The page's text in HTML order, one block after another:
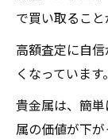
で買い取ること
高額査定に自
くなっています。
貴金属は、簡
属の価値が下